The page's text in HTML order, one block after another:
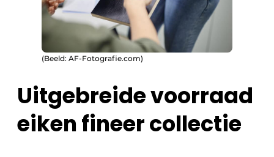
(Beeld: AF-Fotografie.com)
Uitgebreide voorraad
eiken fineer collectie